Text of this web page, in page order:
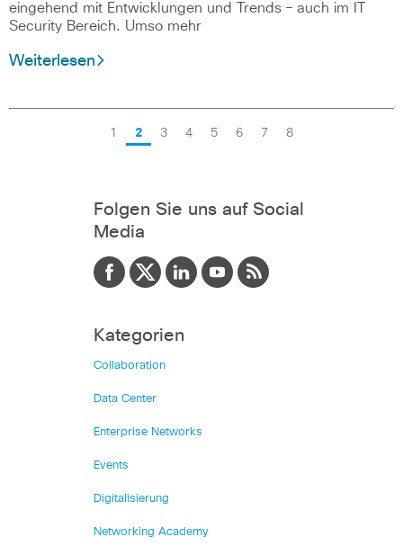
eingehend mit Entwicklungen und Trends – auch im IT
Security Bereich. Umso mehr
Weiterlesen
1 2 3 4 5 6 7 8
Folgen Sie uns auf Social
Media
Kategorien
Collaboration
Data Center
Enterprise Networks
Events
Digitalisierung
Networking Academy